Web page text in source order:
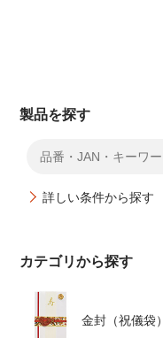
製品を探す
詳しい条件から探す
カテゴリから探す
金封（祝儀袋）